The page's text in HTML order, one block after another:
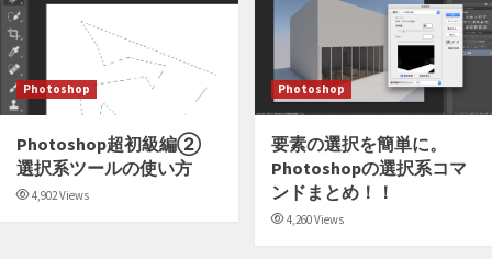
Photoshop
Photoshop超初級編②
選択系ツールの使い方
4,902 Views
Photoshop
要素の選択を簡単に。
Photoshopの選択系コマ
ンドまとめ！！
4,260 Views